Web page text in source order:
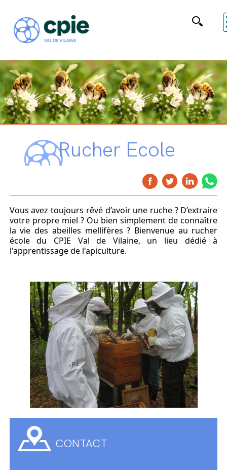
Rucher Ecole
Vous avez toujours rêvé d’avoir une ruche ? D’extraire
votre propre miel ? Ou bien simplement de connaître
la vie des abeilles mellifères ? Bienvenue au rucher
école du CPIE Val de Vilaine, un lieu dédié à
l'apprentissage de l'apiculture.
CONTACT